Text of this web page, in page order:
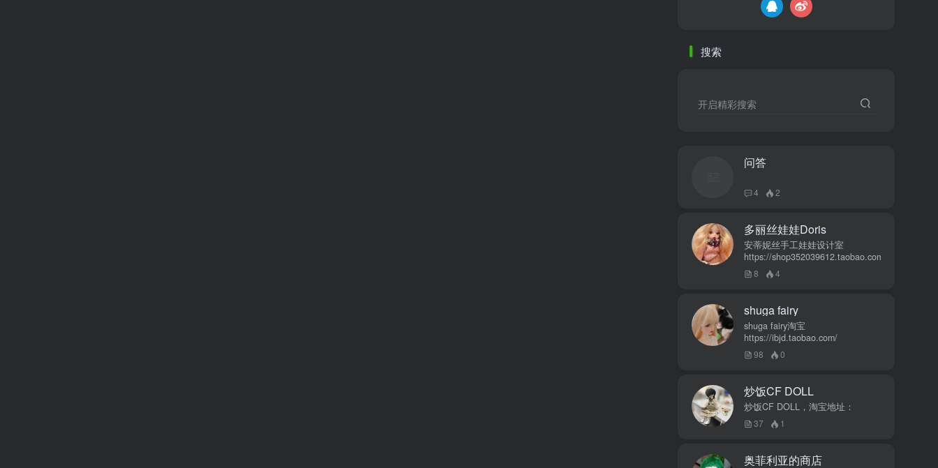
搜索
开启精彩搜索
问答
4 2
多丽丝娃娃Doris
安蒂妮丝手工娃娃设计室
https://shop352039612.taobao.com
8 4
shuga fairy
shuga fairy淘宝
https://ibjd.taobao.com/
98 0
炒饭CF DOLL
炒饭CF DOLL，淘宝地址：
37 1
奥菲利亚的商店